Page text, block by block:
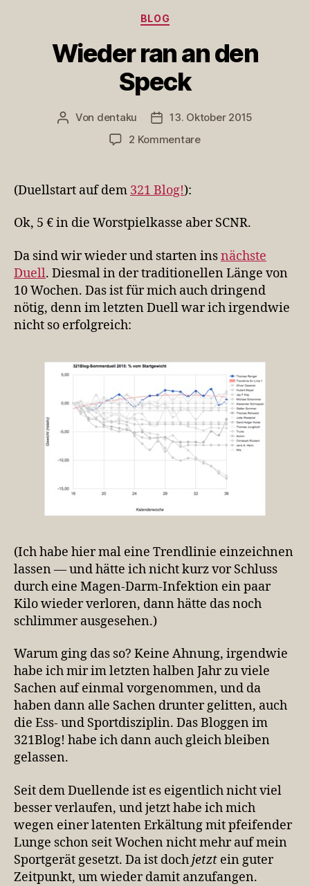
Kategorien
BLOG
Wieder ran an den
Speck
Beitragsautor
Von dentaku Veröffentlichungsdatum
13. Oktober 2015
2 Kommentarezu
(Duellstart auf dem 321 Blog!):
Ok, 5 € in die Worstpielkasse aber SCNR.
Da sind wir wieder und starten insnächste
Duell. Diesmal in der traditionellen Länge von
10 Wochen. Das ist für mich auch dringend
nötig, denn im letzten Duell war ich irgendwie
nicht so erfolgreich:
(Ich habe hier mal eine Trendlinie einzeichnen
lassen — und hätte ich nicht kurz vor Schluss
durch eine Magen-Darm-Infektion ein paar
Kilo wieder verloren, dann hätte das noch
schlimmer ausgesehen.)
Warum ging das so? Keine Ahnung, irgendwie
habe ich mir im letzten halben Jahr zu viele
Sachen auf einmal vorgenommen, und da
haben dann alle Sachen drunter gelitten, auch
die Ess- und Sportdisziplin. Das Bloggen im
321Blog! habe ich dann auch gleich bleiben
gelassen.
Seit dem Duellende ist es eigentlich nicht viel
besser verlaufen, und jetzt habe ich mich
wegen einer latenten Erkältung mit pfeifender
Lunge schon seit Wochen nicht mehr auf mein
Sportgerät gesetzt. Da ist dochjetzt ein guter
Zeitpunkt, um wieder damit anzufangen.